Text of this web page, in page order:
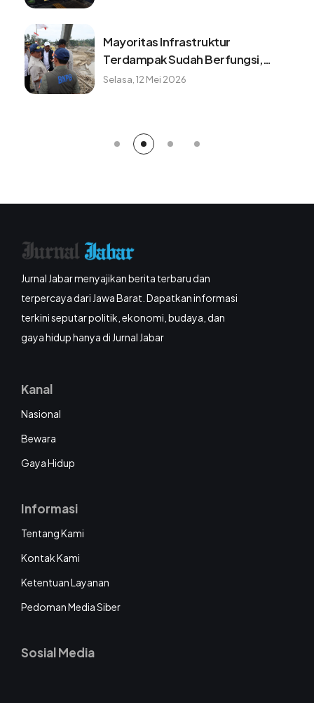
Mengapa kepala daerah
berpotensi jadi penantang di
Pilpres 2029?
Rabu, 5 Agustus 2026
Jurnal Jabar menyajikan berita terbaru dan
terpercaya dari Jawa Barat. Dapatkan informasi
terkini seputar politik, ekonomi, budaya, dan
gaya hidup hanya di Jurnal Jabar
Kanal
Nasional
Bewara
Gaya Hidup
Informasi
Tentang Kami
Kontak Kami
Ketentuan Layanan
Pedoman Media Siber
Sosial Media